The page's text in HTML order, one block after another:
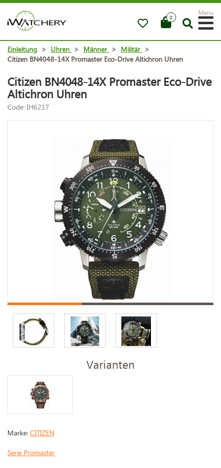
0
Menü
Einleitung > Uhren > Männer > Militär >
Citizen BN4048-14X Promaster Eco-Drive Altichron Uhren
Citizen BN4048-14X Promaster Eco-Drive
Altichron Uhren
Code: IH6217
Varianten
Marke: CITIZEN
Serie Promaster